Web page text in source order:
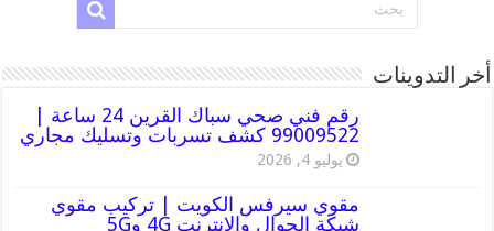
أخر التدوينات
رقم فني صحي سباك القرين 24 ساعة |
99009522 كشف تسربات وتسليك مجاري
يوليو 4, 2026
مقوي سيرفس الكويت | تركيب مقوي
شبكة الجوال والإنترنت 4G و5G